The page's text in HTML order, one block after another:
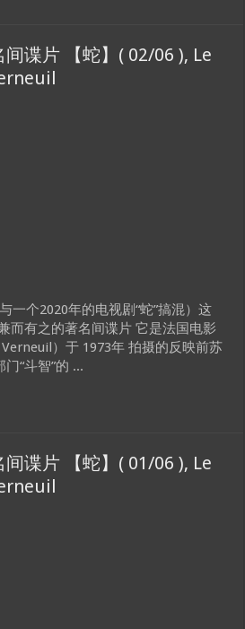
间谍片 【蛇】( 02/06 ), Le
一个2020年的电视剧“蛇”搞混）这
而有之的著名间谍片 它是法国电影
）于 1973年 拍摄的反映前苏
“斗智”的 ...
间谍片 【蛇】( 01/06 ), Le